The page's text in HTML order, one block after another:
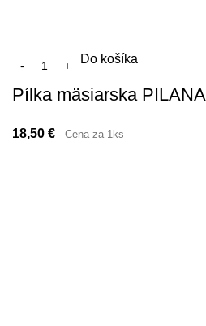
Do košíka
Pílka mäsiarska PILANA
18,50 € - Cena za 1ks